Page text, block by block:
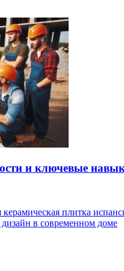
и ключевые
керамическая плитка
в современном доме